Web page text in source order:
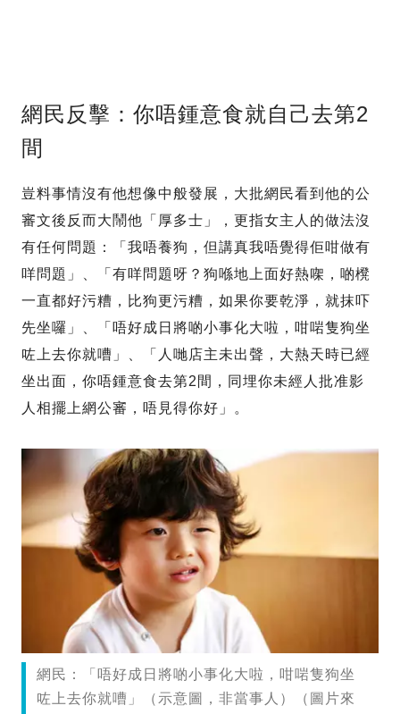
網民反擊：你唔鍾意食就自己去第2
間
豈料事情沒有他想像中般發展，大批網民看到他的公
審文後反而大鬧他「厚多士」，更指女主人的做法沒
有任何問題：「我唔養狗，但講真我唔覺得佢咁做有
咩問題」、「有咩問題呀？狗喺地上面好熱㗎，啲櫈
一直都好污糟，比狗更污糟，如果你要乾淨，就抹吓
先坐囉」、「唔好成日將啲小事化大啦，咁啱隻狗坐
咗上去你就嘈」、「人哋店主未出聲，大熱天時已經
坐出面，你唔鍾意食去第2間，同埋你未經人批准影
人相擺上網公審，唔見得你好」。
網民：「唔好成日將啲小事化大啦，咁啱隻狗坐
咗上去你就嘈」（示意圖，非當事人）（圖片來